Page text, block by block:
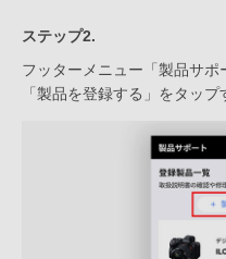
ステップ2.
フッターメニュー「製品サポ
「製品を登録する」をタップ